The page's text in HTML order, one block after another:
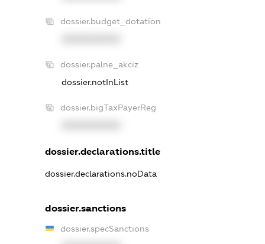
dossier.budget_dotation
dossier.palne_akciz
dossier.notInList
dossier.bigTaxPayerReg
dossier.declarations.title
dossier.declarations.noData
dossier.sanctions
dossier.specSanctions